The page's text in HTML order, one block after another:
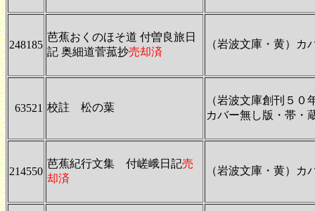
248185
芭蕉おくのほそ道 付曽良旅日
記 奥細道菅菰抄売却済
（岩波文庫・黄）カ
63521 校註 松の葉
（岩波文庫創刊５０
カバー無し版・帯・
214550
芭蕉紀行文集 付嵯峨日記売
却済
（岩波文庫・黄）カ